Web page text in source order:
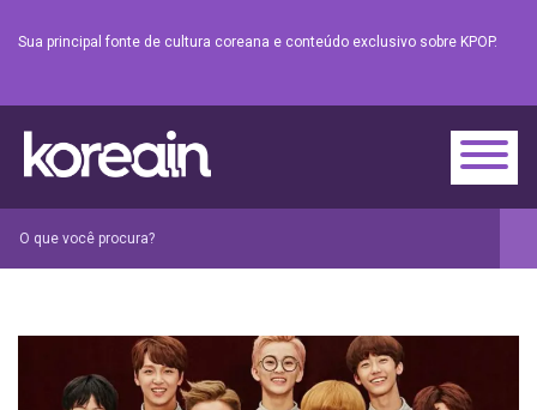
Sua principal fonte de cultura coreana e conteúdo exclusivo sobre KPOP.